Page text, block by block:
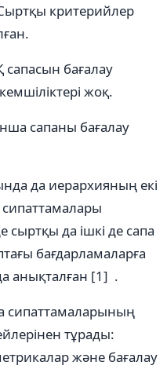
критерийлер
бағалау
жоқ.
сапаны бағалау
да иерархияның екі
сипаттамалары
сыртқы да ішкі де сапа
бағдарламаларға
анықталған [1] .
сипаттамаларының
тұрады:
және бағалау